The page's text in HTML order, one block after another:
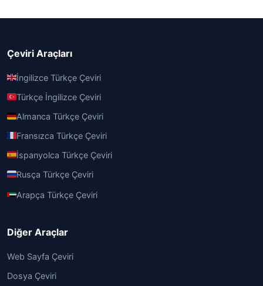
Çeviri Araçları
İngilizce Türkçe Çeviri
Türkçe İngilizce Çeviri
Almanca Türkçe Çeviri
Fransızca Türkçe Çeviri
İspanyolca Türkçe Çeviri
Rusça Türkçe Çeviri
Arapça Türkçe Çeviri
Diğer Araçlar
Web Sayfa Çeviri
Dosya Çeviri